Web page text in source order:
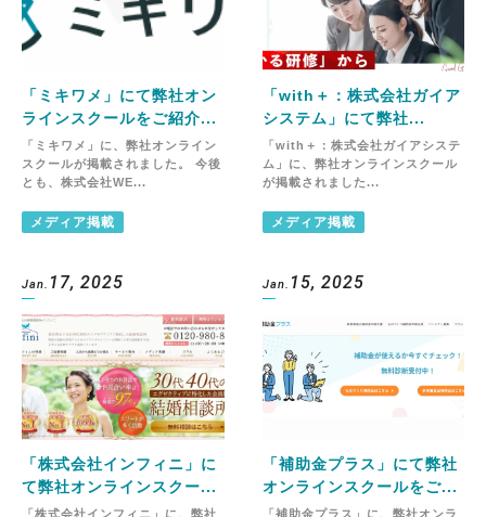
「ミキワメ」にて弊社オン
ラインスクールをご紹介...
「ミキワメ」に、弊社オンライン
スクールが掲載されました。 今後
とも、株式会社WE...
メディア掲載
「with＋：株式会社ガイア
システム」にて弊社...
「with＋：株式会社ガイアシステ
ム」に、弊社オンラインスクール
が掲載されました...
メディア掲載
Jan. 17, 2025
「株式会社インフィニ」に
て弊社オンラインスクー...
「株式会社インフィニ」に、弊社
Jan. 15, 2025
「補助金プラス」にて弊社
オンラインスクールをご...
「補助金プラス」に、弊社オンラ